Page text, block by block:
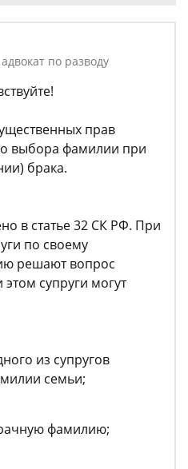
по разводу
прав
выбора фамилии при
брака.
в статье 32 СК РФ. При
по своему
решают вопрос
супруги могут
из супругов
семьи;
фамилию;